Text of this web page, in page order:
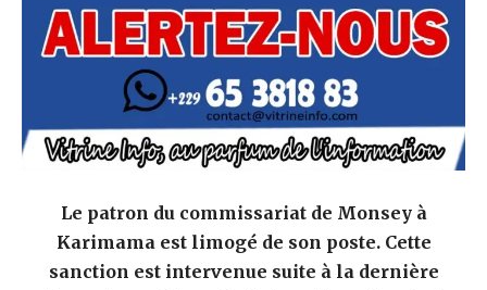
Le patron du commissariat de Monsey à
Karimama est limogé de son poste. Cette
sanction est intervenue suite à la dernière